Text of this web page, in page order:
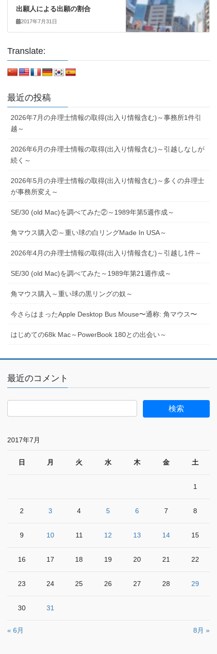
出願人による出願の割合
2017年7月31日
Translate:
最近の投稿
2026年7月の弁理士情報の取得(出入り情報含む)～事務所1件引
越～
2026年6月の弁理士情報の取得(出入り情報含む)～引越しなしが
続く～
2026年5月の弁理士情報の取得(出入り情報含む)～多くの弁理士
が事務所変え～
SE/30 (old Mac)を調べてみた②～1989年第5週作成～
角マウス購入②～重い球の白リングMade In USA～
2026年4月の弁理士情報の取得(出入り情報含む)～引越し1件～
SE/30 (old Mac)を調べてみた～1989年第21週作成～
角マウス購入～重い球の黒リングの奴～
今さらはまったApple Desktop Bus Mouse〜通称: 角マウス〜
はじめての68k Mac～PowerBook 180との出会い～
最近のコメント
2017年7月
日 月 火 水 木 金 土
1
2 3 4 5 6 7 8
9 10 11 12 13 14 15
16 17 18 19 20 21 22
23 24 25 26 27 28 29
30 31
« 6月 8月 »